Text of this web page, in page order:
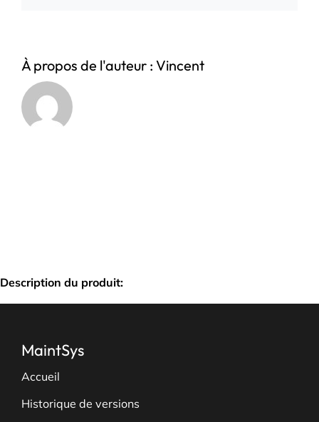
À propos de l'auteur : Vincent
Description du produit:
MaintSys
Accueil
Historique de versions